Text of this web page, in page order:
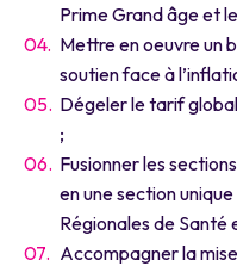
Prime Grand âge et
Mettre en oeuvre un
soutien face à
Dégeler le tarif
;
Fusionner les
en une section
Régionales de Santé
Accompagner la